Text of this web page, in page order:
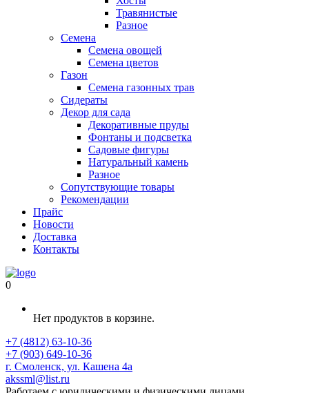
Травянистые
Разное
Семена
Семена овощей
Семена цветов
Газон
Семена газонных трав
Сидераты
Декор для сада
Декоративные пруды
Фонтаны и подсветка
Садовые фигуры
Натуральный камень
Разное
Сопутствующие товары
Рекомендации
Прайс
Новости
Доставка
Контакты
0
Нет продуктов в корзине.
+7 (4812) 63-10-36
+7 (903) 649-10-36
г. Смоленск, ул. Кашена 4а
akssml@list.ru